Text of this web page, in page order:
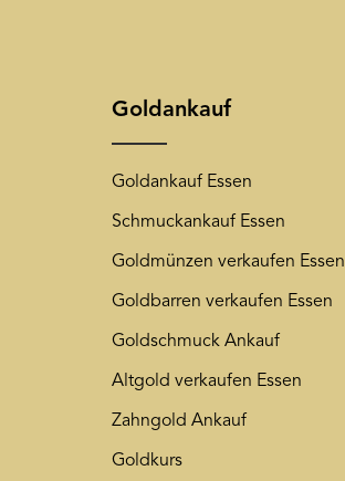
Goldankauf
Goldankauf Essen
Schmuckankauf Essen
Goldmünzen verkaufen Essen
Goldbarren verkaufen Essen
Goldschmuck Ankauf
Altgold verkaufen Essen
Zahngold Ankauf
Goldkurs